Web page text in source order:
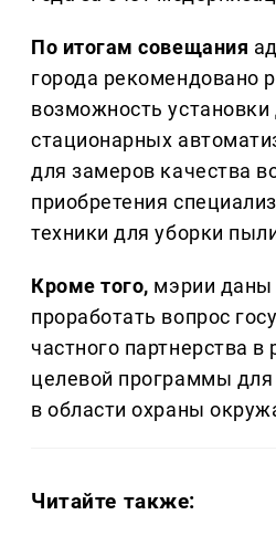
По итогам совещания
города рекомендовано
возможность
стационарных
для замеров качества
приобретения
техники для уборки
Кроме того, мэрии даны
проработать вопрос
частного партнерства в
целевой программы
в области охраны
Читайте также: